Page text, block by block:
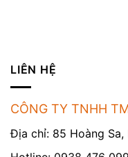
LIÊN HỆ
CÔNG TY TNHH
Địa chỉ: 85 Hoàng Sa,